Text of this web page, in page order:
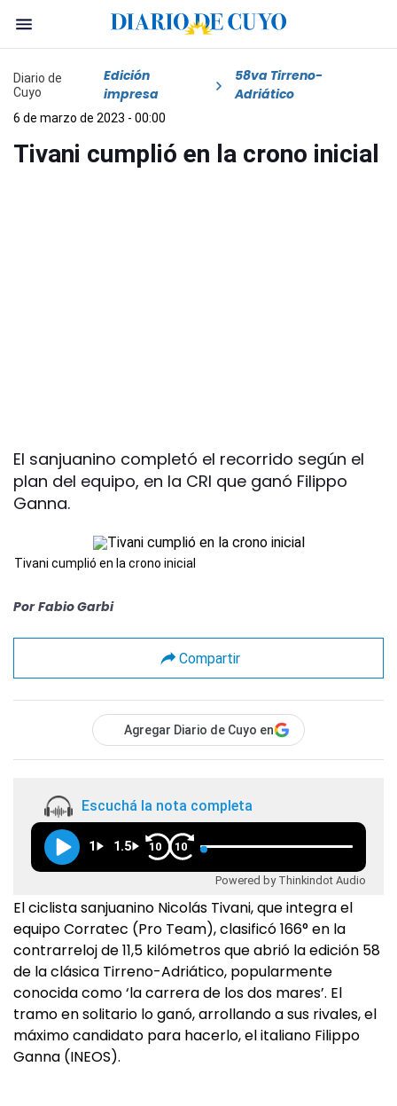
Diario de
Cuyo
Edición
impresa
58va Tirreno-
Adriático
6 de marzo de 2023 - 00:00
Tivani cumplió en la crono inicial
El sanjuanino completó el recorrido según el
plan del equipo, en la CRI que ganó Filippo
Ganna.
Tivani cumplió en la crono inicial
Por Fabio Garbi
Compartir
Agregar Diario de Cuyo en
Escuchá la nota completa
1 1.5 10 10
Powered by Thinkindot Audio
El ciclista sanjuanino Nicolás Tivani, que integra el
equipo Corratec (Pro Team), clasificó 166° en la
contrarreloj de 11,5 kilómetros que abrió la edición 58
de la clásica Tirreno-Adriático, popularmente
conocida como ‘la carrera de los dos mares’. El
tramo en solitario lo ganó, arrollando a sus rivales, el
máximo candidato para hacerlo, el italiano Filippo
Ganna (INEOS).